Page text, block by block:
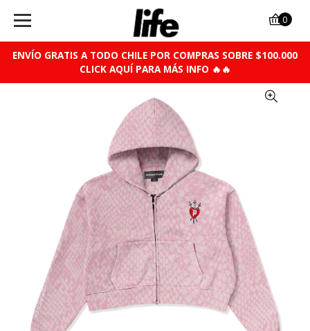
ENVÍO GRATIS A TODO CHILE POR COMPRAS SOBRE $100.000
CLICK AQUÍ PARA MÁS INFO 🔥🔥
0